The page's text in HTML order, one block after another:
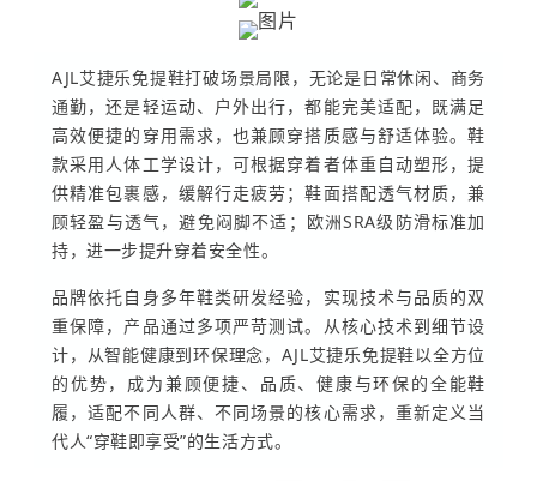
AJL艾捷乐免提鞋打破场景局限，无论是日常休闲、商务
通勤，还是轻运动、户外出行，都能完美适配，既满足
高效便捷的穿用需求，也兼顾穿搭质感与舒适体验。鞋
款采用人体工学设计，可根据穿着者体重自动塑形，提
供精准包裹感，缓解行走疲劳；鞋面搭配透气材质，兼
顾轻盈与透气，避免闷脚不适；欧洲SRA级防滑标准加
持，进一步提升穿着安全性。
品牌依托自身多年鞋类研发经验，实现技术与品质的双
重保障，产品通过多项严苛测试。从核心技术到细节设
计，从智能健康到环保理念，AJL艾捷乐免提鞋以全方位
的优势，成为兼顾便捷、品质、健康与环保的全能鞋
履，适配不同人群、不同场景的核心需求，重新定义当
代人“穿鞋即享受”的生活方式。